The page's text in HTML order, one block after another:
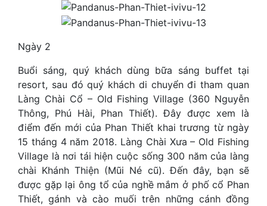
Ngày 2
Buổi sáng, quý khách dùng bữa sáng buffet tại
resort, sau đó quý khách di chuyển đi tham quan
Làng Chài Cổ – Old Fishing Village (360 Nguyễn
Thông, Phú Hài, Phan Thiết). Đây được xem là
điểm đến mới của Phan Thiết khai trương từ ngày
15 tháng 4 năm 2018. Làng Chài Xưa – Old Fishing
Village là nơi tái hiện cuộc sống 300 năm của làng
chài Khánh Thiện (Mũi Né cũ). Đến đây, bạn sẽ
được gặp lại ông tổ của nghề mắm ở phố cổ Phan
Thiết, gánh và cào muối trên những cánh đồng